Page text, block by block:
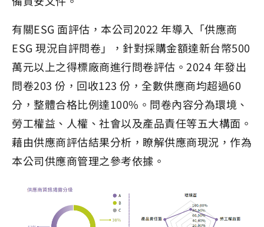
有關ESG 面評估，本公司2022 年導入「供應商
ESG 現況自評問卷」，針對採購金額達新台幣500
萬元以上之得標廠商進行問卷評估。2024 年發出
問卷203 份，回收123 份，全數供應商均超過60
分，整體合格比例達100%。問卷內容分為環境、
勞工權益、人權、社會以及產品責任等五大構面。
藉由供應商評估結果分析，瞭解供應商現況，作為
本公司供應商管理之參考依據。